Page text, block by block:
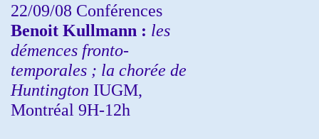
22/09/08 Conférences
Benoit Kullmann : les
démences fronto-
temporales ; la chorée de
Huntington IUGM,
Montréal 9H-12h